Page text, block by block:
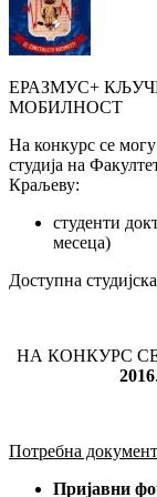
ЕРАЗМУС+
МОБИЛНОСТ
На конкурс се
студија на
Краљеву:
студенти
месеца)
Доступна
НА КОНКУРС
2016.
Потребна
Пријавни